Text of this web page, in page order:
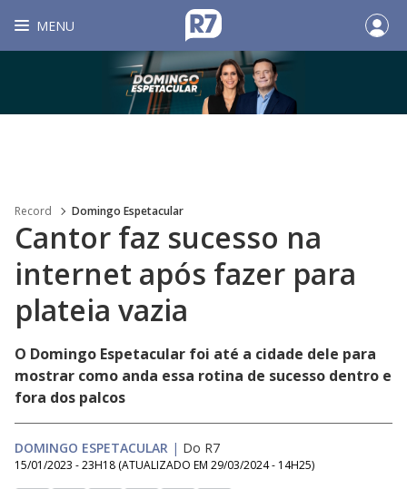
MENU
Record Domingo Espetacular
Cantor faz sucesso na
internet após fazer para
plateia vazia
O Domingo Espetacular foi até a cidade dele para
mostrar como anda essa rotina de sucesso dentro e
fora dos palcos
DOMINGO ESPETACULAR | Do R7
15/01/2023 - 23H18 (ATUALIZADO EM 29/03/2024 - 14H25)